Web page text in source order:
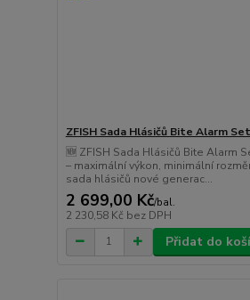
ZFISH Sada Hlásičů Bite Alarm
🆕 ZFISH Sada Hlásičů Bite Alarm
– maximální výkon, minimální
sada hlásičů nové generac...
2 699,00 Kč/bal.
2 230,58 Kč bez DPH
Přidat do